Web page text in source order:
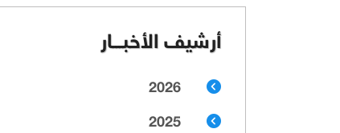
أرشيف الأخبـــار
2026
2025